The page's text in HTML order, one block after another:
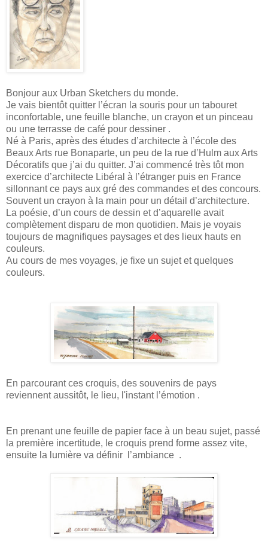
Bonjour aux Urban Sketchers du monde.
Je vais bientôt quitter l’écran la souris pour un tabouret
inconfortable, une feuille blanche, un crayon et un pinceau
ou une terrasse de café pour dessiner .
Né à Paris, après des études d’architecte à l’école des
Beaux Arts rue Bonaparte, un peu de la rue d’Hulm aux Arts
Décoratifs que j’ai du quitter. J’ai commencé très tôt mon
exercice d’architecte Libéral à l’étranger puis en France
sillonnant ce pays aux gré des commandes et des concours.
Souvent un crayon à la main pour un détail d’architecture.
La poésie, d’un cours de dessin et d’aquarelle avait
complètement disparu de mon quotidien. Mais je voyais
toujours de magnifiques paysages et des lieux hauts en
couleurs.
Au cours de mes voyages, je fixe un sujet et quelques
couleurs.
En parcourant ces croquis, des souvenirs de pays
reviennent aussitôt, le lieu, l'instant l’émotion .
En prenant une feuille de papier face à un beau sujet, passé
la première incertitude, le croquis prend forme assez vite,
ensuite la lumière va définir l’ambiance .